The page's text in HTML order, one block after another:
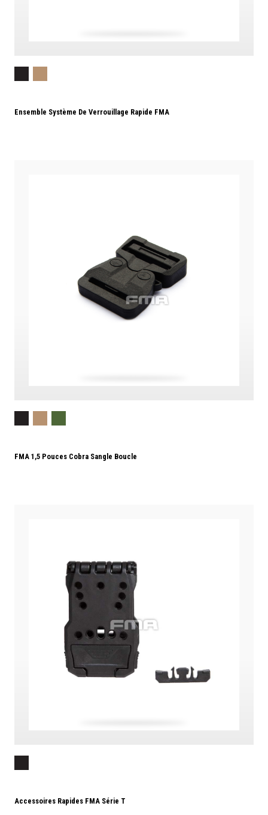
Ensemble Système De Verrouillage Rapide FMA
FMA 1,5 Pouces Cobra Sangle Boucle
Accessoires Rapides FMA Série T